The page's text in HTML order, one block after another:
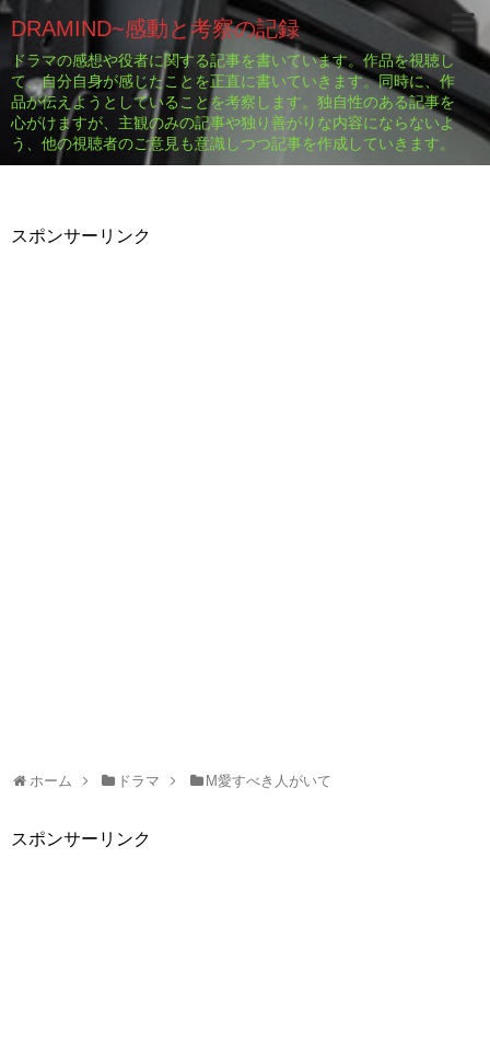
DRAMIND~感動と考察の記録
ドラマの感想や役者に関する記事を書いています。作品を視聴し
て、自分自身が感じたことを正直に書いていきます。同時に、作
品が伝えようとしていることを考察します。独自性のある記事を
心がけますが、主観のみの記事や独り善がりな内容にならないよ
う、他の視聴者のご意見も意識しつつ記事を作成していきます。
スポンサーリンク
ホーム ドラマ M愛すべき人がいて
スポンサーリンク